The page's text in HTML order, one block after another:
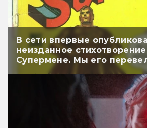
В сети впервые
неизданное
Супермене. Мы его